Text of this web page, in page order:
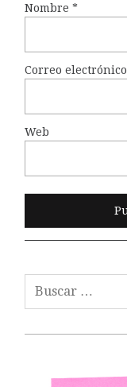
Nombre *
Correo electrónico
Web